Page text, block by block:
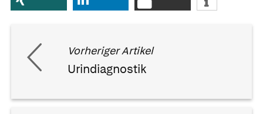
Vorheriger Artikel
Urindiagnostik